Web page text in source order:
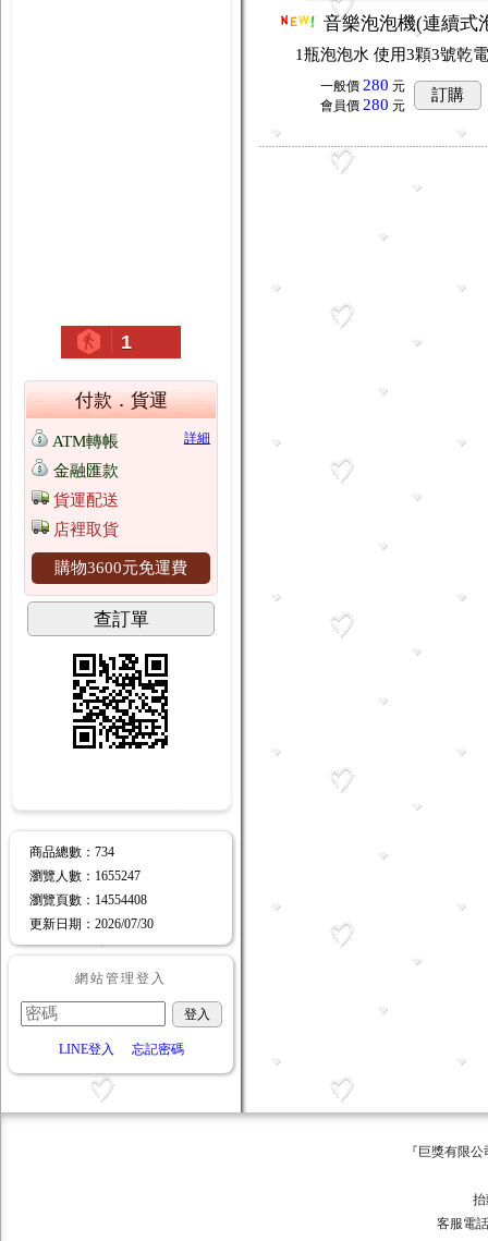
1
付款．貨運
詳細
ATM轉帳
金融匯款
貨運配送
店裡取貨
購物3600元免運費
查訂單
商品總數 ：734
瀏覽人數 ： 1655247
瀏覽頁數 ： 14554408
更新日期 ：2026/07/30
網站管理登入
LINE登入 忘記密碼
音樂泡泡機(連續式
1瓶泡泡水 使用3顆3號乾
一般價 280 元
會員價 280 元
訂購
『巨獎有限公司
抬頭:巨
客服電話